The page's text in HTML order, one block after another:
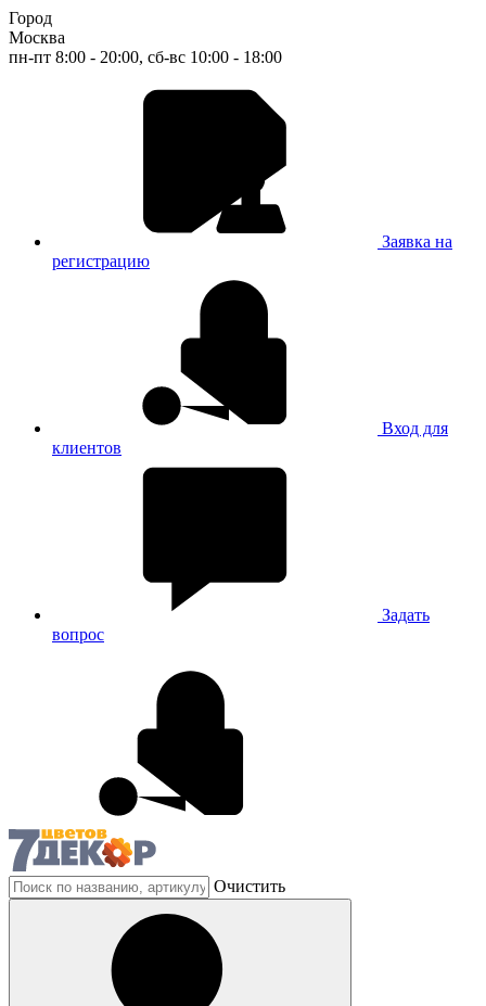
Город
Москва
пн-пт 8:00 - 20:00, сб-вс 10:00 - 18:00
Заявка на
регистрацию
Вход для
клиентов
Задать
вопрос
Очистить